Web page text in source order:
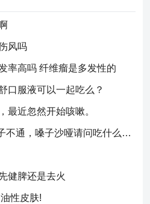
风吗
率高吗 纤维瘤是多发性的
口服液可以一起吃么？
最近忽然开始咳嗽。
你好，鼻炎犯了，鼻子不通，嗓子沙哑请问吃什么药比较好？
健脾还是去火
性皮肤!